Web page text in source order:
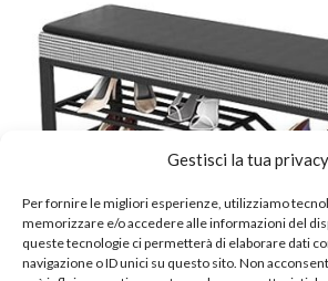
Gestisci la tua privacy
Per fornire le migliori esperienze, utilizziamo
memorizzare e/o accedere alle informazioni del
queste tecnologie ci permetterà di elaborare dati
navigazione o ID unici su questo sito. Non